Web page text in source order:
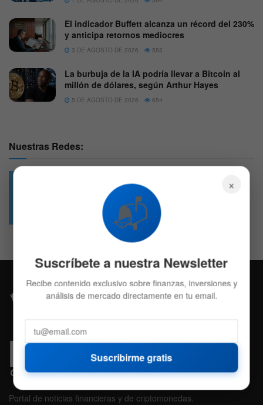
El indicador Buffett alcanza un récord del 230%
y anticipa retornos mediocres
3 DE AGOSTO DE 2026 583
La burbuja de la IA podría llevar a Bitcoin al
millón de dólares, según Arthur Hayes
5 DE AGOSTO DE 2026 654
Nuestras Redes:
4.7k
Followers
Portal de noticias financieras y de criptomonedas.
×
📬
Suscríbete a nuestra Newsletter
Recibe contenido exclusivo sobre finanzas, inversiones y
análisis de mercado directamente en tu email.
Suscribirme gratis